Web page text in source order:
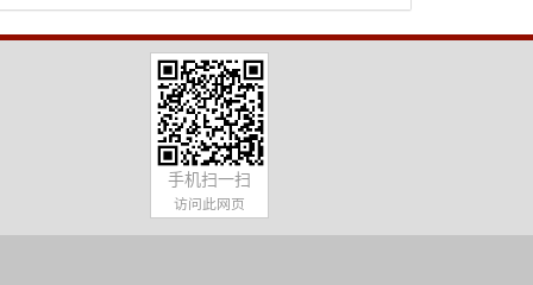
手机扫一扫
访问此网页